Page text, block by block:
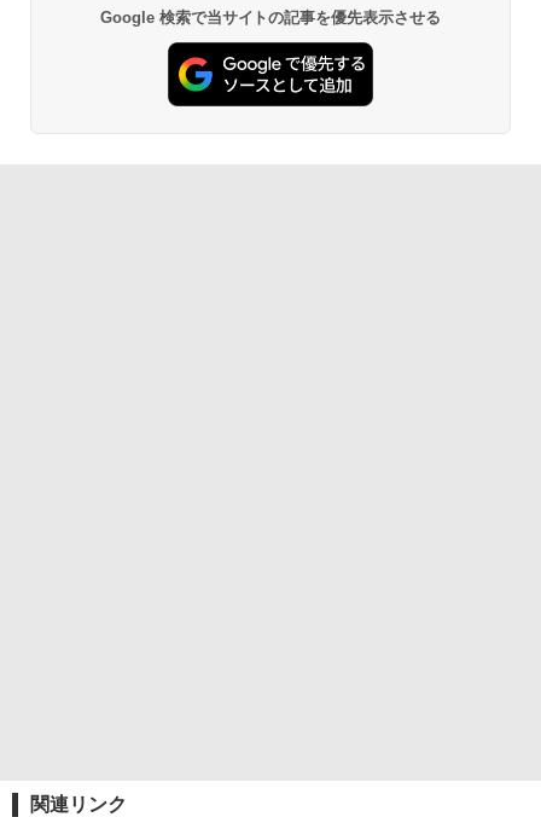
Google 検索で当サイトの記事を優先表示させる
関連リンク